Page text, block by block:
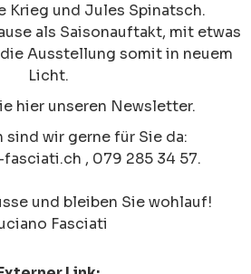
Krieg und Jules Spinatsch.
als Saisonauftakt, mit etwas
Ausstellung somit in neuem
Licht.
hier unseren Newsletter.
sind wir gerne für Sie da:
fasciati.ch , 079 285 34 57.
und bleiben Sie wohlauf!
Fasciati